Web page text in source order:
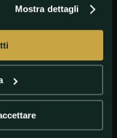
Mostra dettagli
Dodgers